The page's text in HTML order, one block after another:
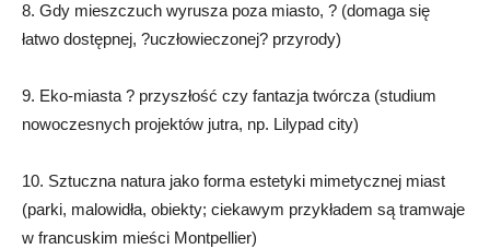
8. Gdy mieszczuch wyrusza poza miasto, ? (domaga się
łatwo dostępnej, ?uczłowieczonej? przyrody)
9. Eko-miasta ? przyszłość czy fantazja twórcza (studium
nowoczesnych projektów jutra, np. Lilypad city)
10. Sztuczna natura jako forma estetyki mimetycznej miast
(parki, malowidła, obiekty; ciekawym przykładem są tramwaje
w francuskim mieści Montpellier)